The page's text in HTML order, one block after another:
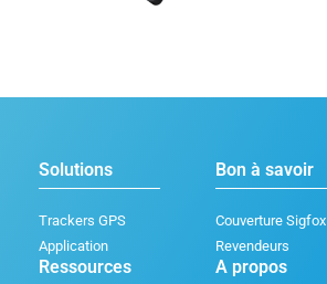
Solutions
Trackers GPS
Application
Bon à savoir
Couverture Sigfox
Revendeurs
Ressources A propos